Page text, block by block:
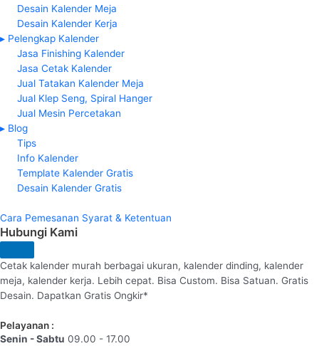
Desain Kalender Meja
Desain Kalender Kerja
▸ Pelengkap Kalender
Jasa Finishing Kalender
Jasa Cetak Kalender
Jual Tatakan Kalender Meja
Jual Klep Seng, Spiral Hanger
Jual Mesin Percetakan
▸ Blog
Tips
Info Kalender
Template Kalender Gratis
Desain Kalender Gratis
Cara Pemesanan Syarat & Ketentuan
Hubungi Kami
Cetak kalender murah berbagai ukuran, kalender dinding, kalender
meja, kalender kerja. Lebih cepat. Bisa Custom. Bisa Satuan. Gratis
Desain. Dapatkan Gratis Ongkir*
Pelayanan :
Senin - Sabtu 09.00 - 17.00